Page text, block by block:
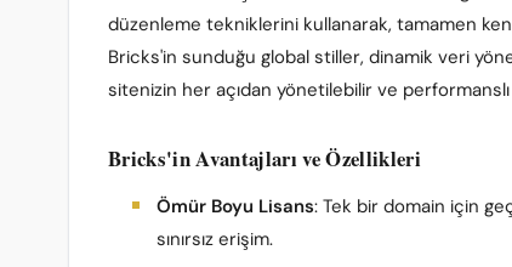
düzenleme tekniklerini kullanarak, tamamen
Bricks'in sunduğu global stiller, dinamik veri
sitenizin her açıdan yönetilebilir ve performanslı
Bricks'in Avantajları ve Özellikleri
Ömür Boyu Lisans: Tek bir domain için
sınırsız erişim.